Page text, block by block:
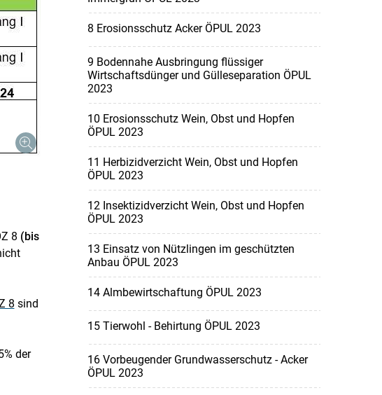
8 (bis
8 sind
der
8 Erosionsschutz Acker ÖPUL 2023
9 Bodennahe Ausbringung flüssiger
Wirtschaftsdünger und Gülleseparation ÖPUL
2023
10 Erosionsschutz Wein, Obst und Hopfen
ÖPUL 2023
11 Herbizidverzicht Wein, Obst und Hopfen
ÖPUL 2023
12 Insektizidverzicht Wein, Obst und Hopfen
ÖPUL 2023
13 Einsatz von Nützlingen im geschützten
Anbau ÖPUL 2023
14 Almbewirtschaftung ÖPUL 2023
15 Tierwohl - Behirtung ÖPUL 2023
16 Vorbeugender Grundwasserschutz - Acker
ÖPUL 2023